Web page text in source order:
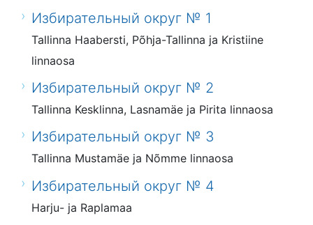
Избирательный округ № 1
Tallinna Haabersti, Põhja-Tallinna ja Kristiine
linnaosa
Избирательный округ № 2
Tallinna Kesklinna, Lasnamäe ja Pirita linnaosa
Избирательный округ № 3
Tallinna Mustamäe ja Nõmme linnaosa
Избирательный округ № 4
Harju- ja Raplamaa